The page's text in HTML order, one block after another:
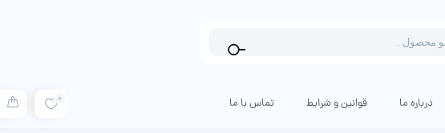
درباره ما قوانین و شرایط تماس با ما 0